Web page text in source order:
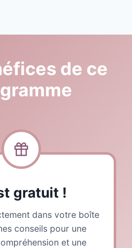
de ce
gratuit !
dans votre boîte
conseils pour une
et une